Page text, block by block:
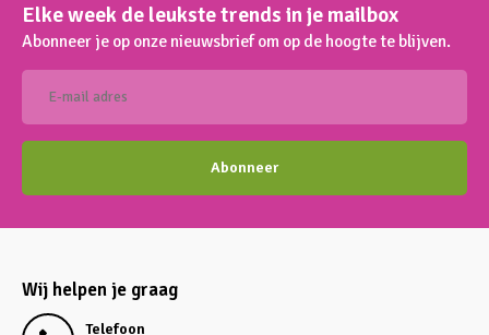
Elke week de leukste trends in je mailbox
Abonneer je op onze nieuwsbrief om op de hoogte te blijven.
Abonneer
Wij helpen je graag
Telefoon